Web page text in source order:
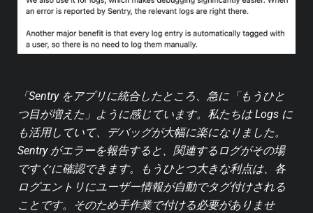
「Sentry をアプリに統合したところ、急に「もうひと
つ目が増えた」ように感じています。私たちは Logs に
も活用していて、デバッグが大幅に楽になりました。
Sentry がエラーを報告すると、関連するログがその場
ですぐに確認できます。もうひとつ大きな利点は、各
ログエントリにユーザー情報が自動でタグ付けされる
ことです。そのため手作業で付ける必要がありませ